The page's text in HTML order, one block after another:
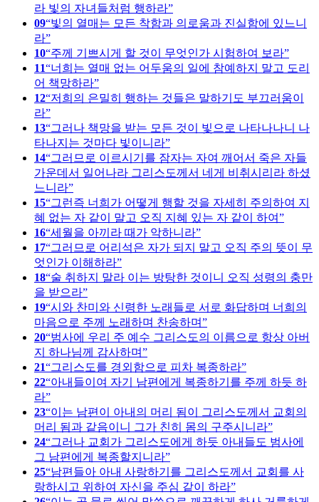
라 빛의 자녀들처럼 행하라
09 빛의 열매는 모든 착함과 의로움과 진실함에 있느니
라
10 주께 기쁘시게 할 것이 무엇인가 시험하여 보라
11 너희는 열매 없는 어두움의 일에 참예하지 말고 도리
어 책망하라
12 저희의 은밀히 행하는 것들은 말하기도 부끄러움이
라
13 그러나 책망을 받는 모든 것이 빛으로 나타나나니 나
타나지는 것마다 빛이니라
14 그러므로 이르시기를 잠자는 자여 깨어서 죽은 자들
가운데서 일어나라 그리스도께서 네게 비취시리라 하셨
느니라
15 그런즉 너희가 어떻게 행할 것을 자세히 주의하여 지
혜 없는 자 같이 말고 오직 지혜 있는 자 같이 하여
16 세월을 아끼라 때가 악하니라
17 그러므로 어리석은 자가 되지 말고 오직 주의 뜻이 무
엇인가 이해하라
18 술 취하지 말라 이는 방탕한 것이니 오직 성령의 충만
을 받으라
19 시와 찬미와 신령한 노래들로 서로 화답하며 너희의
마음으로 주께 노래하며 찬송하며
20 범사에 우리 주 예수 그리스도의 이름으로 항상 아버
지 하나님께 감사하며
21
그리스도를 경외함으로 피차 복종하라
22 아내들이여 자기 남편에게 복종하기를 주께 하듯 하
라
23 이는 남편이 아내의 머리 됨이 그리스도께서 교회의
머리 됨과 같음이니 그가 친히 몸의 구주시니라
24 그러나 교회가 그리스도에게 하듯 아내들도 범사에
그 남편에게 복종할지니라
25 남편들아 아내 사랑하기를 그리스도께서 교회를 사
랑하시고 위하여 자신을 주심 같이 하라